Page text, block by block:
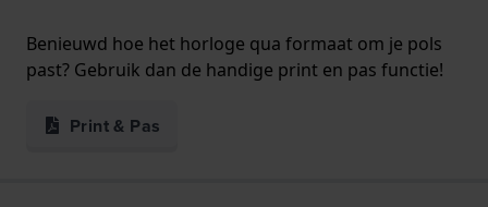
Benieuwd hoe het horloge qua formaat om je pols
past? Gebruik dan de handige print en pas functie!
Print & Pas